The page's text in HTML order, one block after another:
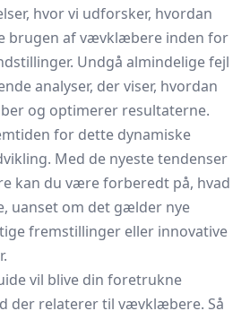
hvor vi udforsker, hvordan
brugen af vævklæbere inden for
Undgå almindelige fejl
analyser, der viser, hvordan
og optimerer resultaterne.
for dette dynamiske
Med de nyeste tendenser
kan du være forberedt på, hvad
uanset om det gælder nye
fremstillinger eller innovative
vil blive din foretrukne
der relaterer til vævklæbere. Så